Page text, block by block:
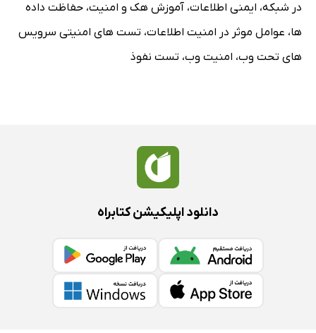
در شبکه، ایمنی اطلاعات، آموزش هک و امنیت، حفاظت داده
ها، عوامل موثر در امنیت اطلاعات، تست های امنیتی سرویس
های تحت وب، امنیت وب، تست نفوذ
دانلود اپلیکیشن کتابراه